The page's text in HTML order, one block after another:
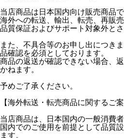
当店商品は日本国内向け販売商品で
海外への転送、輸出、転売、再販
品質保証およびサポート対象外と
また、不具合等のお申し出につき
品確認を必須としております。
商品の返送が確認できない場合、
かねます。
予めご了承ください。
【海外転送・転売商品に関するご案
当店商品は、日本国内の一般消費
国内でのご使用を前提として品質
ます。